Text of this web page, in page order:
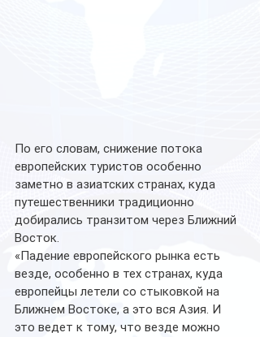
По его словам, снижение потока
европейских туристов особенно
заметно в азиатских странах, куда
путешественники традиционно
добирались транзитом через Ближний
Восток.
«Падение европейского рынка есть
везде, особенно в тех странах, куда
европейцы летели со стыковкой на
Ближнем Востоке, а это вся Азия. И
это ведет к тому, что везде можно